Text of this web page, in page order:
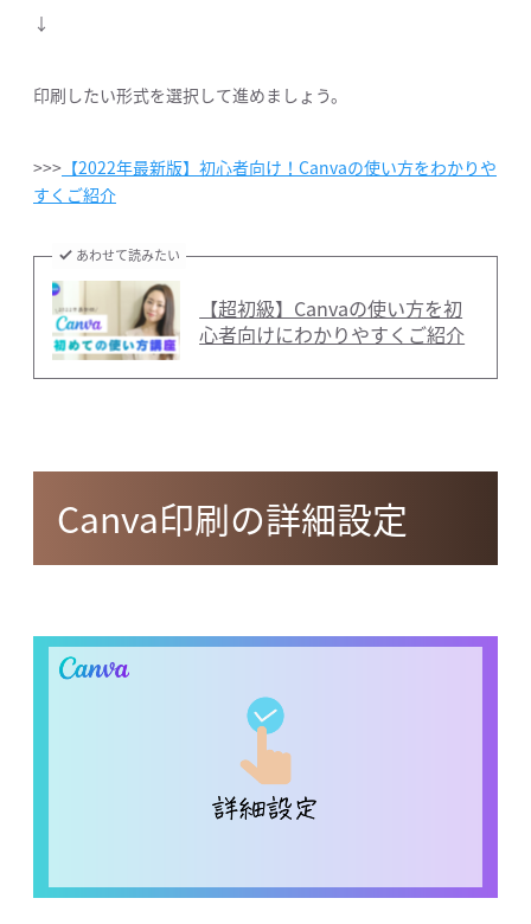
↓
印刷したい形式を選択して進めましょう。
>>> 【2022年最新版】初心者向け！Canvaの使い方をわかりや
すくご紹介
あわせて読みたい
【超初級】Canvaの使い方を初
心者向けにわかりやすくご紹介
Canva印刷の詳細設定